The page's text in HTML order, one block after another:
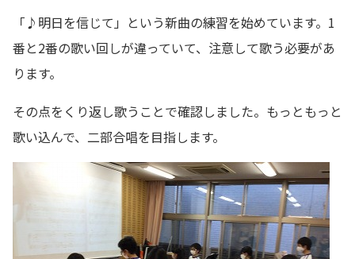
「♪明日を信じて」という新曲の練習を始めています。1
番と2番の歌い回しが違っていて、注意して歌う必要があ
ります。
その点をくり返し歌うことで確認しました。もっともっと
歌い込んで、二部合唱を目指します。